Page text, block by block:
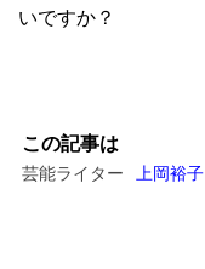
いですか？
この記事は
芸能ライター 上岡裕子